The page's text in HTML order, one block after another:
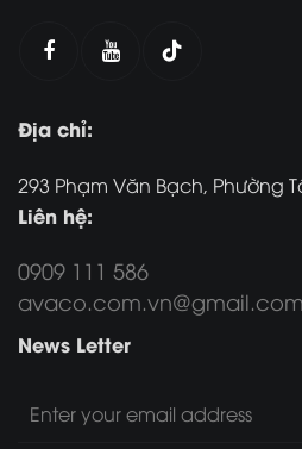
Địa chỉ:
293 Phạm Văn Bạch, Phường
Liên hệ:
0909 111 586
avaco.com.vn@gmail.com
News Letter